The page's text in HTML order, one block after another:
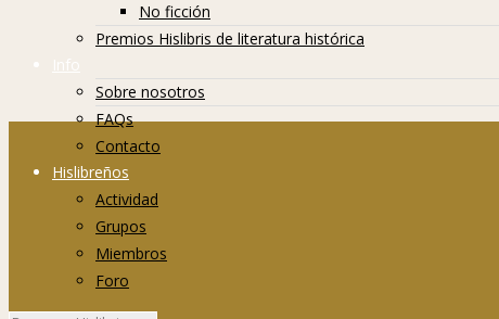
No ficción
Premios Hislibris de literatura histórica
Info
Sobre nosotros
FAQs
Contacto
Hislibreños
Actividad
Grupos
Miembros
Foro